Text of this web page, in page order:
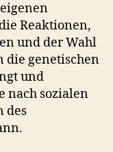
Reaktionen,
und der Wahl
die genetischen
und
nach sozialen
des